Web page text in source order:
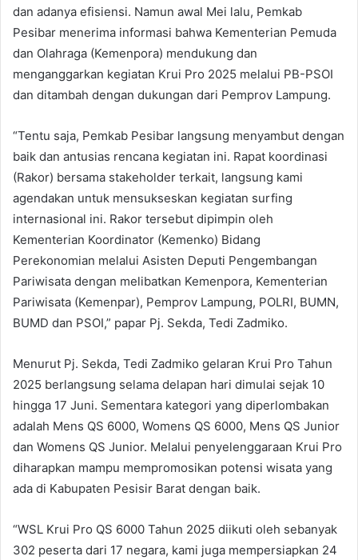
dan adanya efisiensi. Namun awal Mei lalu, Pemkab
Pesibar menerima informasi bahwa Kementerian Pemuda
dan Olahraga (Kemenpora) mendukung dan
menganggarkan kegiatan Krui Pro 2025 melalui PB-PSOI
dan ditambah dengan dukungan dari Pemprov Lampung.
“Tentu saja, Pemkab Pesibar langsung menyambut dengan
baik dan antusias rencana kegiatan ini. Rapat koordinasi
(Rakor) bersama stakeholder terkait, langsung kami
agendakan untuk mensukseskan kegiatan surfing
internasional ini. Rakor tersebut dipimpin oleh
Kementerian Koordinator (Kemenko) Bidang
Perekonomian melalui Asisten Deputi Pengembangan
Pariwisata dengan melibatkan Kemenpora, Kementerian
Pariwisata (Kemenpar), Pemprov Lampung, POLRI, BUMN,
BUMD dan PSOI,” papar Pj. Sekda, Tedi Zadmiko.
Menurut Pj. Sekda, Tedi Zadmiko gelaran Krui Pro Tahun
2025 berlangsung selama delapan hari dimulai sejak 10
hingga 17 Juni. Sementara kategori yang diperlombakan
adalah Mens QS 6000, Womens QS 6000, Mens QS Junior
dan Womens QS Junior. Melalui penyelenggaraan Krui Pro
diharapkan mampu mempromosikan potensi wisata yang
ada di Kabupaten Pesisir Barat dengan baik.
“WSL Krui Pro QS 6000 Tahun 2025 diikuti oleh sebanyak
302 peserta dari 17 negara, kami juga mempersiapkan 24